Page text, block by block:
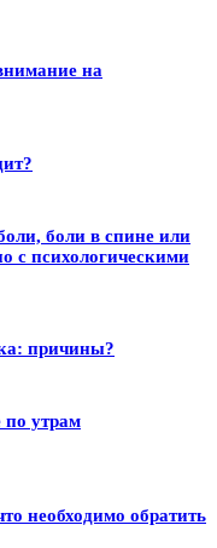
на
боли в спине или
с психологическими
причины?
по утрам
необходимо обратить